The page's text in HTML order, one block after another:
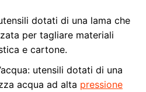
dotati di una lama che
per tagliare materiali
e cartone.
utensili dotati di una
acqua ad alta pressione